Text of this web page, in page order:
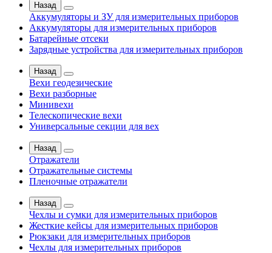
Назад
Аккумуляторы и ЗУ для измерительных приборов
Аккумуляторы для измерительных приборов
Батарейные отсеки
Зарядные устройства для измерительных приборов
Назад
Вехи геодезические
Вехи разборные
Минивехи
Телескопические вехи
Универсальные секции для вех
Назад
Отражатели
Отражательные системы
Пленочные отражатели
Назад
Чехлы и сумки для измерительных приборов
Жесткие кейсы для измерительных приборов
Рюкзаки для измерительных приборов
Чехлы для измерительных приборов